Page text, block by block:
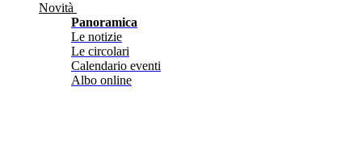
Novità
Panoramica
Le notizie
Le circolari
Calendario eventi
Albo online